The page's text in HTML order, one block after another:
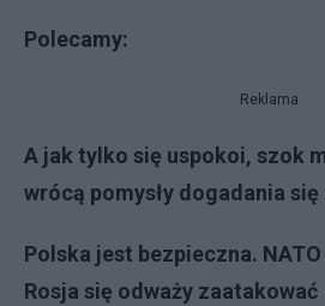
Polecamy:
Reklama
A jak tylko się uspokoi, szok
wrócą pomysły dogadania
Polska jest bezpieczna.
Rosja się odważy zaatakować